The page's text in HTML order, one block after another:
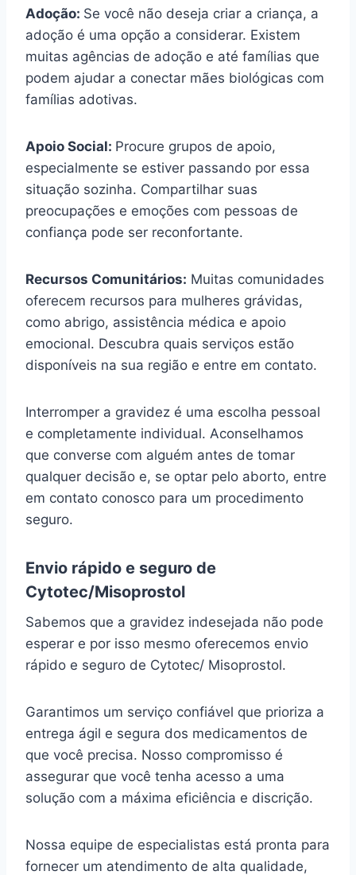
Adoção: Se você não deseja criar a criança, a
adoção é uma opção a considerar. Existem
muitas agências de adoção e até famílias que
podem ajudar a conectar mães biológicas com
famílias adotivas.
Apoio Social: Procure grupos de apoio,
especialmente se estiver passando por essa
situação sozinha. Compartilhar suas
preocupações e emoções com pessoas de
confiança pode ser reconfortante.
Recursos Comunitários: Muitas comunidades
oferecem recursos para mulheres grávidas,
como abrigo, assistência médica e apoio
emocional. Descubra quais serviços estão
disponíveis na sua região e entre em contato.
Interromper a gravidez é uma escolha pessoal
e completamente individual. Aconselhamos
que converse com alguém antes de tomar
qualquer decisão e, se optar pelo aborto, entre
em contato conosco para um procedimento
seguro.
Envio rápido e seguro de
Cytotec/Misoprostol
Sabemos que a gravidez indesejada não pode
esperar e por isso mesmo oferecemos envio
rápido e seguro de Cytotec/ Misoprostol.
Garantimos um serviço confiável que prioriza a
entrega ágil e segura dos medicamentos de
que você precisa. Nosso compromisso é
assegurar que você tenha acesso a uma
solução com a máxima eficiência e discrição.
Nossa equipe de especialistas está pronta para
fornecer um atendimento de alta qualidade,